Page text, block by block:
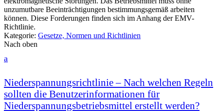
unzumutbare Beeinträchtigungen bestimmungsgemäß arbeiten
können. Diese Forderungen finden sich im Anhang der EMV-
Richtlinie.
Kategorie: Gesetze, Normen und Richtlinien
Nach oben
a
Niederspannungsrichtlinie – Nach welchen Regeln
sollten die Benutzerinformationen für
Niederspannungsbetriebsmittel erstellt werden?